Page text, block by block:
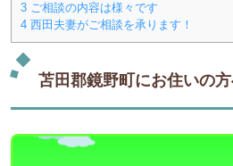
3 ご相談の内容は様々です
4 西田夫妻がご相談を承ります！
苫田郡鏡野町にお住いの